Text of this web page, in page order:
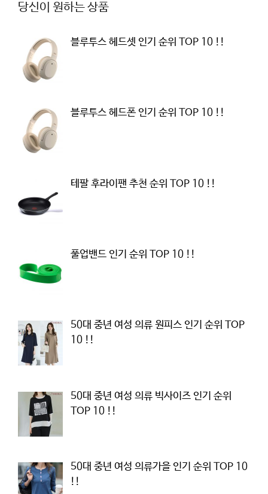
당신이 원하는 상품
블루투스 헤드셋 인기 순위 TOP 10 !!
블루투스 헤드폰 인기 순위 TOP 10 !!
테팔 후라이팬 추천 순위 TOP 10 !!
풀업밴드 인기 순위 TOP 10 !!
50대 중년 여성 의류 원피스 인기 순위 TOP
10 !!
50대 중년 여성 의류 빅사이즈 인기 순위
TOP 10 !!
50대 중년 여성 의류가을 인기 순위 TOP 10
!!